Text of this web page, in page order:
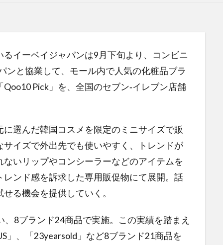
イーベイジャパンは9月下旬より、コンビニ
ンと協業して、モール内で人気の化粧品ブラ
Pick」を、全国のセブン‐イレブン店舗
選んだ韓国コスメを限定のミニサイズで販
イズで外出先でも使いやすく、トレンドが
いリップやコンシーラーなどのアイテムを
ンド感を訴求した専用販促物にて展開。話
る機会を提供していく。
8ブランド24商品で実施。この実績を踏まえ
」、「23yearsold」など8ブランド21商品を